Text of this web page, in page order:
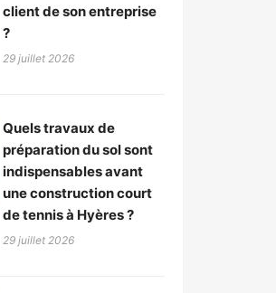
client de son entreprise
?
29 juillet 2026
Quels travaux de
préparation du sol sont
indispensables avant
une construction court
de tennis à Hyères ?
29 juillet 2026